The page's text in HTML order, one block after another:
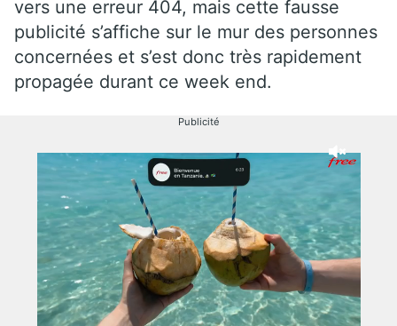
vers une erreur 404, mais cette fausse
publicité s’affiche sur le mur des personnes
concernées et s’est donc très rapidement
propagée durant ce week end.
Publicité